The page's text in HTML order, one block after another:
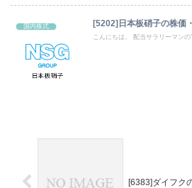
国内株式 [5202]日本板硝子の株価
こんにちは。 配当サラリーマン
[6383]ダイフク